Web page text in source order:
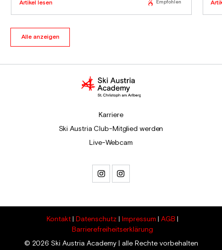
Artikel lesen Empfohlen
Alle anzeigen
Karriere
Ski Austria Club-Mitglied werden
Live-Webcam
Kontakt Datenschutz Impressum
AGB
Barrierefreiheitserklärung
© 2026 Ski Austria Academy | alle Rechte vorbehalten